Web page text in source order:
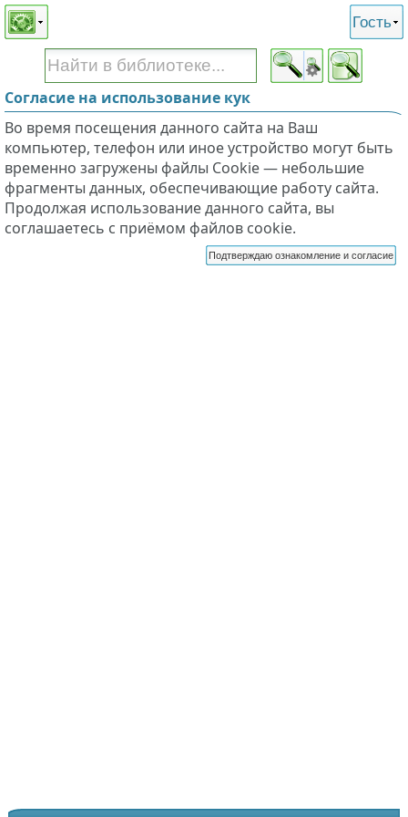
Этот сайт поддерживает
слабовидящих
Гость
Согласие на использование кук
Во время посещения данного сайта на Ваш
компьютер, телефон или иное устройство могут быть
временно загружены файлы Cookie — небольшие
фрагменты данных, обеспечивающие работу сайта.
Продолжая использование данного сайта, вы
соглашаетесь с приёмом файлов cookie.
Подтверждаю ознакомление и согласие